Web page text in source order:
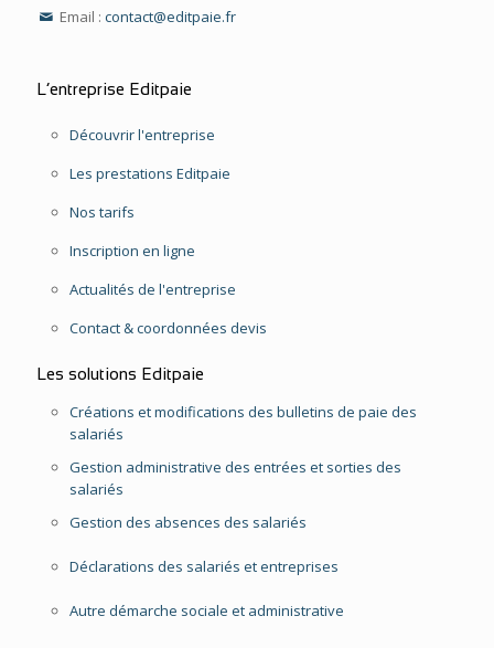
Email :contact@editpaie.fr
L’entreprise Editpaie
Découvrir l'entreprise
Les prestations Editpaie
Nos tarifs
Inscription en ligne
Actualités de l'entreprise
Contact & coordonnées devis
Les solutions Editpaie
Créations et modifications des bulletins de paie des
salariés
Gestion administrative des entrées et sorties des
salariés
Gestion des absences des salariés
Déclarations des salariés et entreprises
Autre démarche sociale et administrative